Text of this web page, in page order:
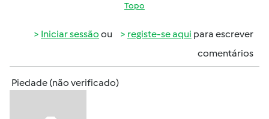
Topo
Iniciar sessão ou registe-se aqui para escrever
comentários
Piedade (não verificado)